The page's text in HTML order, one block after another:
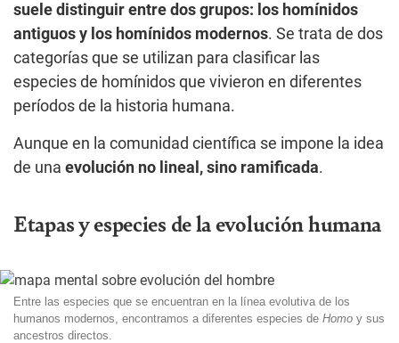
suele distinguir entre dos grupos: los homínidos
antiguos y los homínidos modernos. Se trata de dos
categorías que se utilizan para clasificar las
especies de homínidos que vivieron en diferentes
períodos de la historia humana.
Aunque en la comunidad científica se impone la idea
de una evolución no lineal, sino ramificada.
Etapas y especies de la evolución humana
Entre las especies que se encuentran en la línea evolutiva de los
humanos modernos, encontramos a diferentes especies de Homo y sus
ancestros directos.